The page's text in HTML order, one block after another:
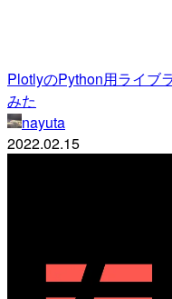
PlotlyのPython用ライブ
みた
nayuta
2022.02.15